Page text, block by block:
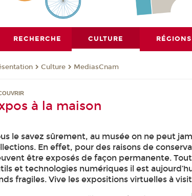
RECHERCHE CULTURE RÉGIONS
Culture MediasCnam
à la maison
le savez sûrement, au musée on ne peut
En effet, pour des raisons de
être exposés de façon permanente.
et technologies numériques il est
fragiles. Vive les expositions virtuelles à